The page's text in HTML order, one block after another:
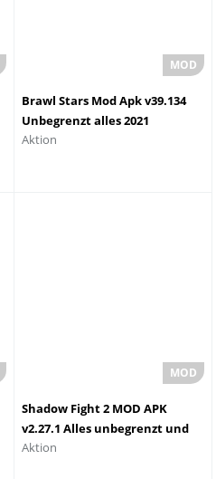
Brawl Stars Mod Apk v39.134
Unbegrenzt alles 2021
Aktion
Shadow Fight 2 MOD APK
v2.27.1 Alles unbegrenzt und
maximales Level
Aktion